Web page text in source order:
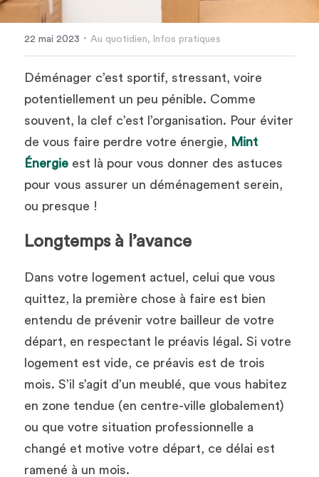
22 mai 2023 · Au quotidien, Infos pratiques
Déménager c’est sportif, stressant, voire
potentiellement un peu pénible. Comme
souvent, la clef c’est l’organisation. Pour éviter
de vous faire perdre votre énergie,
Énergie est là pour vous donner des astuces
pour vous assurer un déménagement serein,
ou presque !
Longtemps à l’avance
Dans votre logement actuel, celui que vous
quittez, la première chose à faire est bien
entendu de prévenir votre bailleur de votre
départ, en respectant le préavis légal. Si votre
logement est vide, ce préavis est de trois
mois. S’il s’agit d’un meublé, que vous habitez
en zone tendue (en centre-ville globalement)
ou que votre situation professionnelle a
changé et motive votre départ, ce délai est
ramené à un mois.